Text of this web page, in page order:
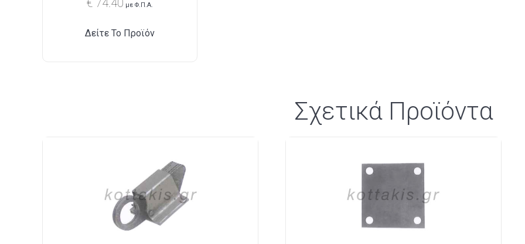
€74.40 με Φ.Π.Α.
Δείτε Το Προϊόν
Σχετικά Προϊόντα